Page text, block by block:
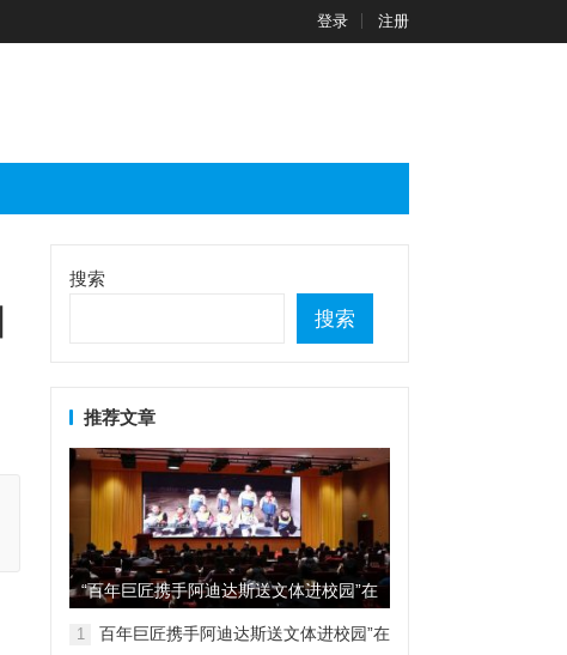
登录 注册
搜索
搜索
推荐文章
“百年巨匠携手阿迪达斯送文体进校园”在
京启动
1
百年巨匠携手阿迪达斯送文体进校园”在